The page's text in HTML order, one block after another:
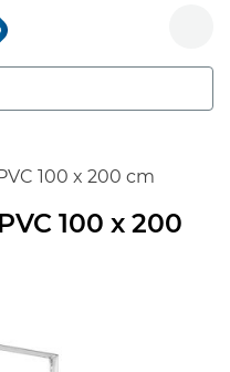
100 x 200 cm
100 x 200